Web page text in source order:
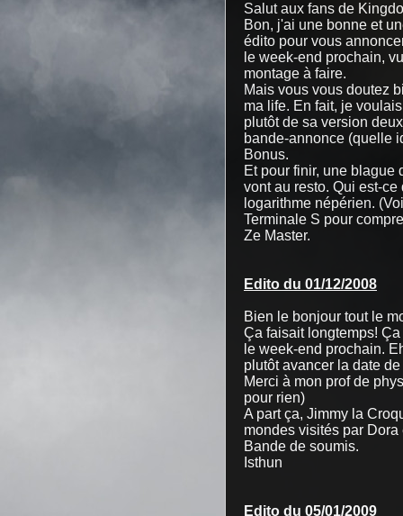
Salut aux fans de
Bon, j'ai une bonne et
édito pour vous
le week-end prochain,
montage à faire.
Mais vous vous doutez
ma life. En fait, je
plutôt de sa version
bande-annonce (quelle
Bonus.
Et pour finir, une
vont au resto. Qui est-
logarithme népérien.
Terminale S pour
Ze Master.
Edito du 01/12/2008
Bien le bonjour tout le
Ça faisait longtemps!
le week-end prochain.
plutôt avancer la date
Merci à mon prof de
pour rien)
A part ça, Jimmy la
mondes visités par
Bande de soumis.
Isthun
Edito du 05/01/2009